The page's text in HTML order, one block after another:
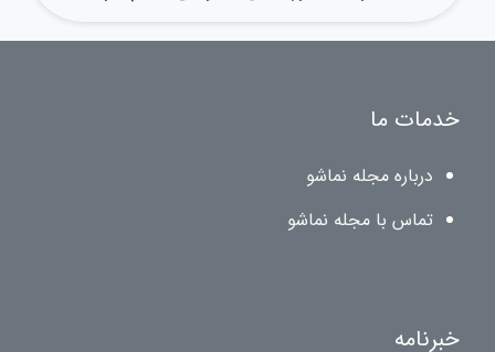
خدمات ما
درباره مجله نماشو
تماس با مجله نماشو
خبرنامه